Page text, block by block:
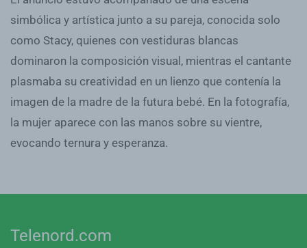
simbólica y artística junto a su pareja, conocida solo
como Stacy, quienes con vestiduras blancas
dominaron la composición visual, mientras el cantante
plasmaba su creatividad en un lienzo que contenía la
imagen de la madre de la futura bebé. En la fotografía,
la mujer aparece con las manos sobre su vientre,
evocando ternura y esperanza.
Telenord.com